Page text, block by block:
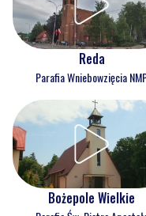
Reda
Parafia Wniebowzięcia
Bożepole Wielkie